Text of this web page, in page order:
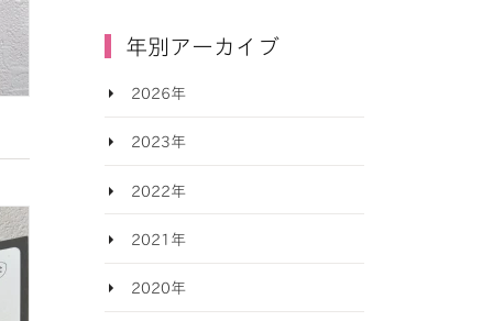
年別アーカイブ
2026年
2023年
2022年
2021年
2020年